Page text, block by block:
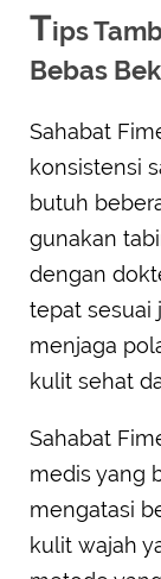
Tips
Bebas
Sahabat
konsistensi
butuh
gunakan
dengan
tepat sesuai
menjaga
kulit sehat
Sahabat
medis yang
mengatasi
kulit wajah